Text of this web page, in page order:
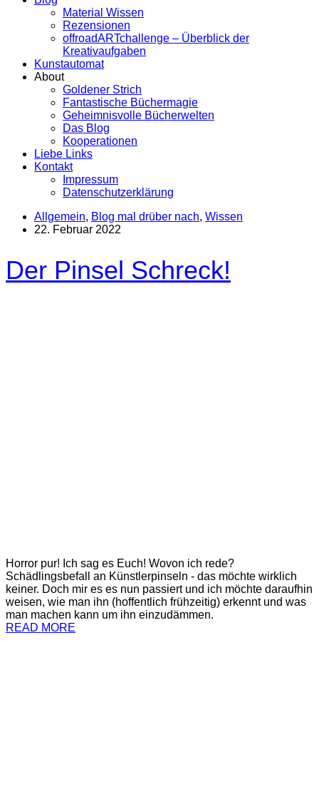
Material Wissen
Rezensionen
offroadARTchallenge – Überblick der
Kreativaufgaben
Kunstautomat
About
Goldener Strich
Fantastische Büchermagie
Geheimnisvolle Bücherwelten
Das Blog
Kooperationen
Liebe Links
Kontakt
Impressum
Datenschutzerklärung
Allgemein, Blog mal drüber nach, Wissen
22. Februar 2022
Der Pinsel Schreck!
Horror pur! Ich sag es Euch! Wovon ich rede?
Schädlingsbefall an Künstlerpinseln - das möchte wirklich
keiner. Doch mir es es nun passiert und ich möchte daraufhin
weisen, wie man ihn (hoffentlich frühzeitig) erkennt und was
man machen kann um ihn einzudämmen.
READ MORE